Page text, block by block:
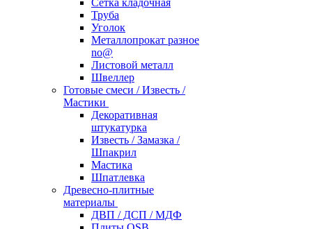
Сетка кладочная
Труба
Уголок
Металлопрокат разное
no@
Листовой металл
Швеллер
Готовые смеси / Известь /
Мастики
Декоративная
штукатурка
Известь / Замазка /
Шпакрил
Мастика
Шпатлевка
Древесно-плитные
материалы
ДВП / ДСП / МДФ